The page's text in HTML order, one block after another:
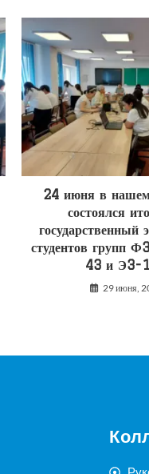
24 июня в
состоялся
государственный
студентов групп
43 и Э3-
29 июня,